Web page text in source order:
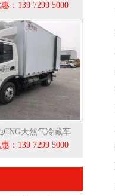
：139 7299 5000
CNG天然气冷藏车
：139 7299 5000